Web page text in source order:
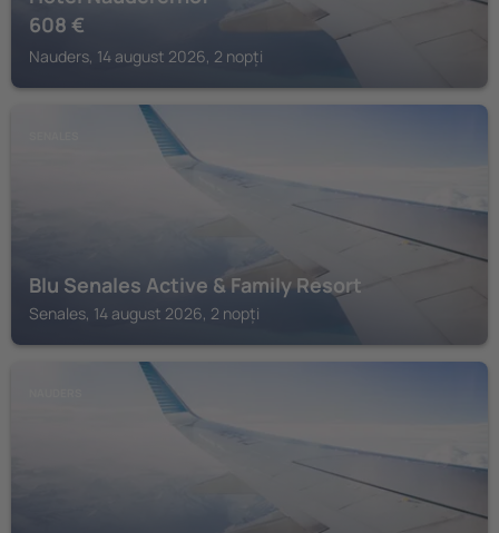
608 €
Nauders, 14 august 2026, 2 nopți
Blu Senales Active & Family Resort
Senales, 14 august 2026, 2 nopți